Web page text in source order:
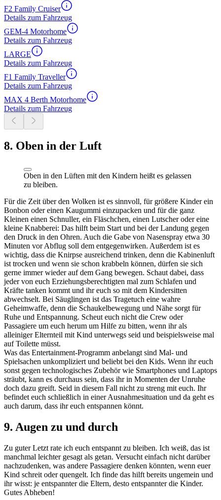
F2 Family Cruiser
Details zum Fahrzeug
GEM-4 Motorhome
Details zum Fahrzeug
LARGE
Details zum Fahrzeug
F1 Family Traveller
Details zum Fahrzeug
MAX 4 Berth Motorhome
Details zum Fahrzeug
8. Oben in der Luft
Oben in den Lüften mit den Kindern heißt es gelassen
zu bleiben.
Für die Zeit über den Wolken ist es sinnvoll, für größere Kinder ein
Bonbon oder einen Kaugummi einzupacken und für die ganz
Kleinen einen Schnuller, ein Fläschchen, einen Lutscher oder eine
kleine Knabberei: Das hilft beim Start und bei der Landung gegen
den Druck in den Ohren. Auch die Gabe von Nasenspray etwa 30
Minuten vor Abflug soll dem entgegenwirken. Außerdem ist es
wichtig, dass die Knirpse ausreichend trinken, denn die Kabinenluft
ist trocken und wenn sie schon krabbeln können, dürfen sie sich
gerne immer wieder auf dem Gang bewegen. Schaut dabei, dass
jeder von euch Erziehungsberechtigten mal zum Schlafen und
Kräfte tanken kommt und ihr euch so mit dem Kindersitten
abwechselt. Bei Säuglingen ist das Tragetuch eine wahre
Geheimwaffe, denn die Schaukelbewegung und Nähe sorgt für
Ruhe und Entspannung. Scheut euch nicht die Crew oder
Passagiere um euch herum um Hilfe zu bitten, wenn ihr als
alleiniger Elternteil mit Kind unterwegs seid und beispielsweise mal
auf Toilette müsst.
Was das Entertainment-Programm anbelangt sind Mal- und
Spielsachen unkompliziert und beliebt bei den Kids. Wenn ihr euch
sonst gegen technologisches Zubehör wie Smartphones und Laptops
sträubt, kann es durchaus sein, dass ihr in Momenten der Unruhe
doch dazu greift. Seid in diesem Fall nicht zu streng mit euch. Ihr
befindet euch schließlich in einer Ausnahmesituation und da geht es
auch darum, dass ihr euch entspannen könnt.
9. Augen zu und durch
Zu guter Letzt rate ich euch entspannt zu bleiben. Ich weiß, das ist
manchmal leichter gesagt als getan. Versucht einfach nicht darüber
nachzudenken, was andere Passagiere denken könnten, wenn euer
Kind schreit oder quengelt. Ich finde das hilft bereits ungemein und
ihr wisst: je entspannter die Eltern, desto entspannter die Kinder.
Gutes Abheben!